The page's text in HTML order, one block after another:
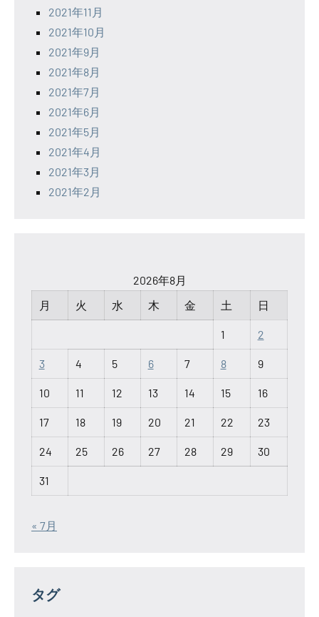
2021年11月
2021年10月
2021年9月
2021年8月
2021年7月
2021年6月
2021年5月
2021年4月
2021年3月
2021年2月
2026年8月
月
火 水 木 金 土 日
1 2
3 4 5 6 7 8 9
10 11 12 13 14 15 16
17 18 19 20 21 22 23
24 25 26 27 28 29 30
31
« 7月
タグ